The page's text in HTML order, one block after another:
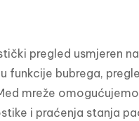
pregled usmjeren
funkcije bubrega,
mreže
i praćenja stanja